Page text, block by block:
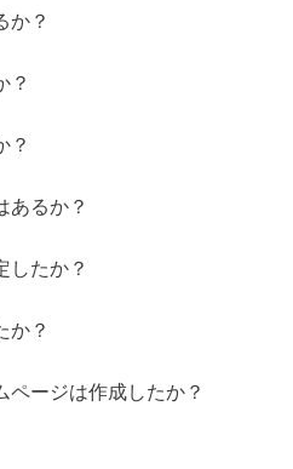
か？
？
？
あるか？
したか？
か？
ページは作成したか？